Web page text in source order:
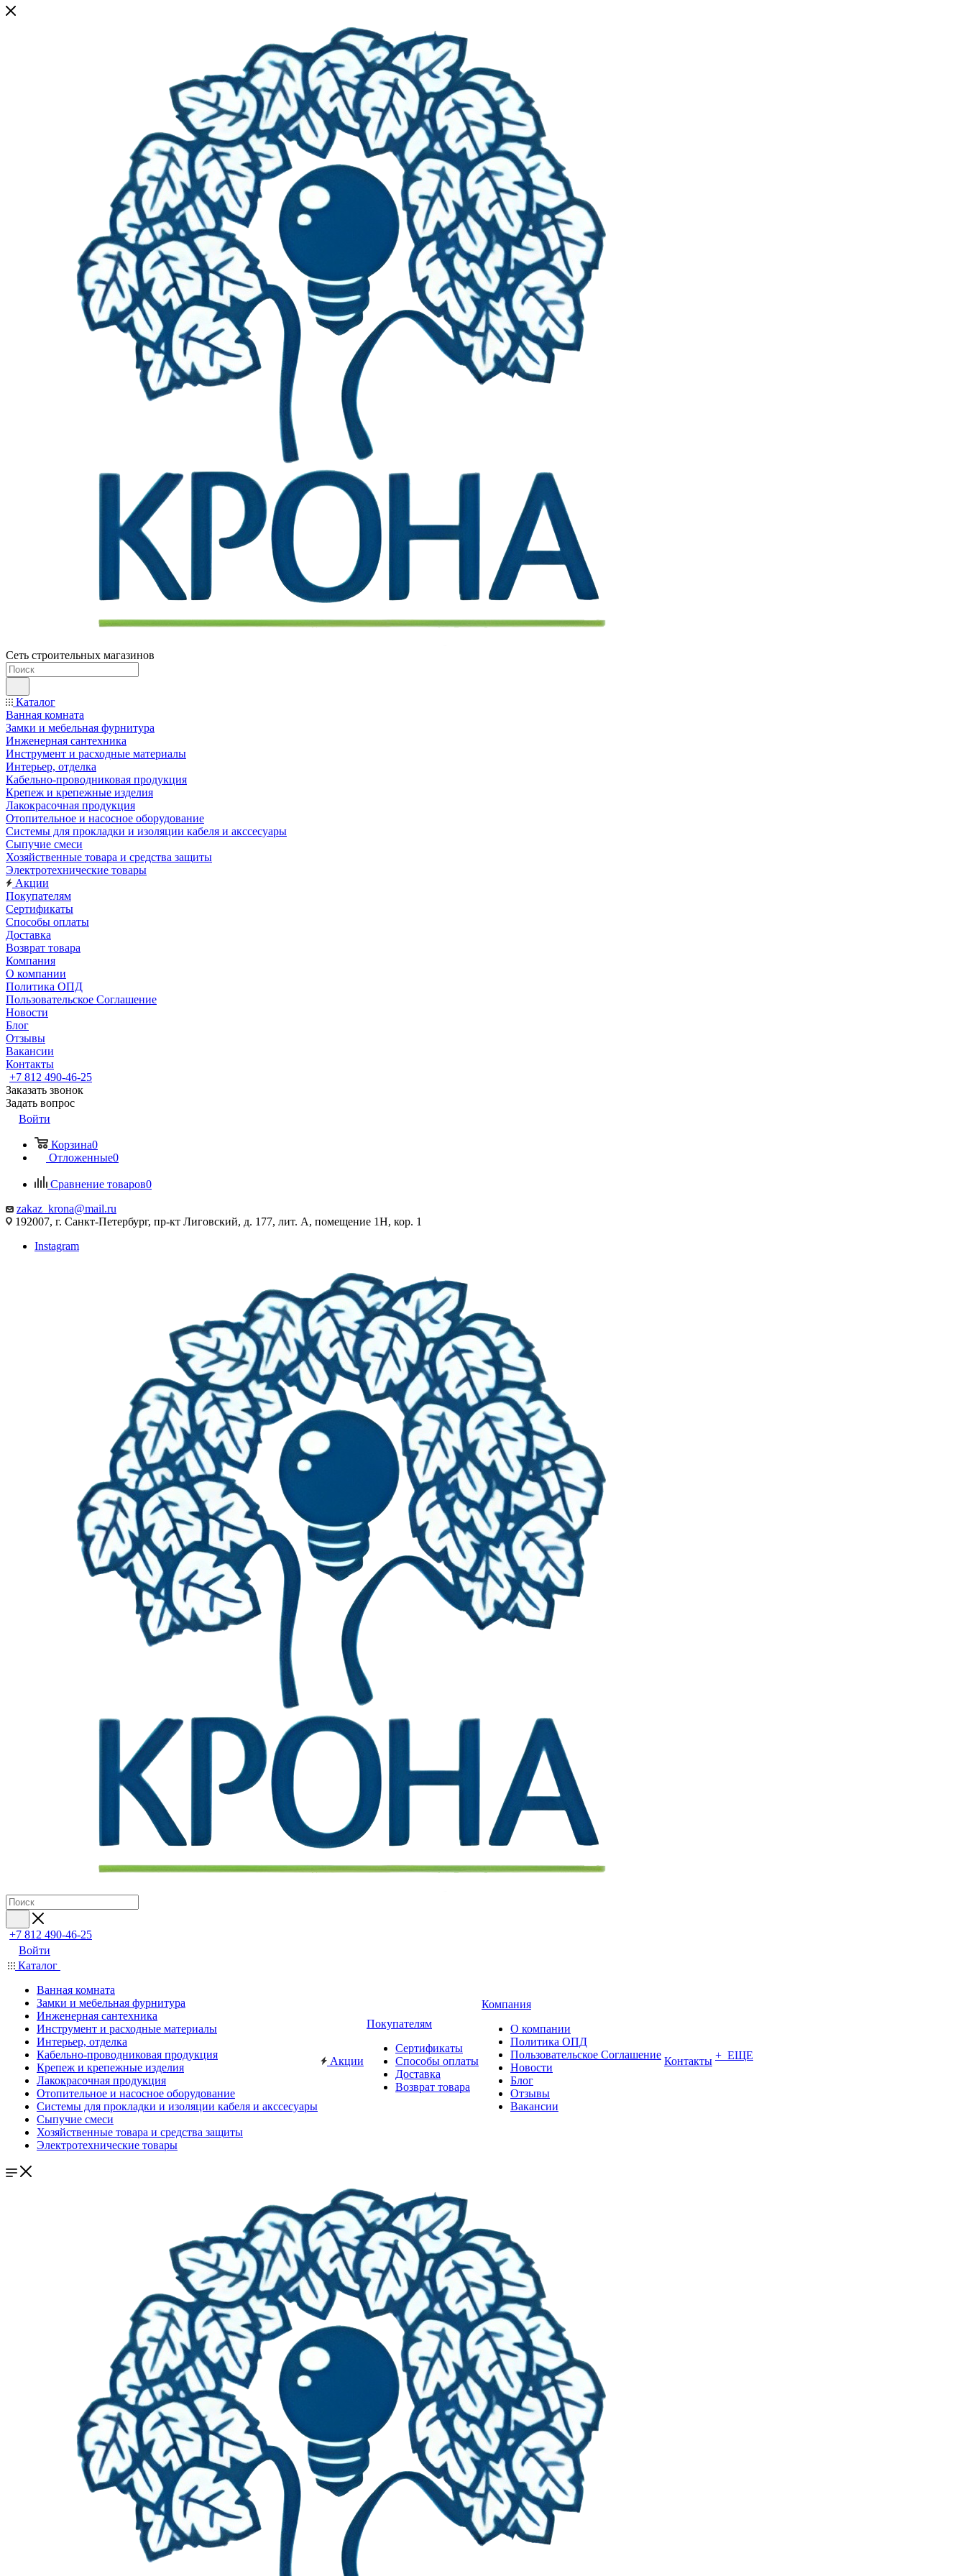
Сеть строительных магазинов
Каталог
Ванная комната
Замки и мебельная фурнитура
Инженерная сантехника
Инструмент и расходные материалы
Интерьер, отделка
Кабельно-проводниковая продукция
Крепеж и крепежные изделия
Лакокрасочная продукция
Отопительное и насосное оборудование
Системы для прокладки и изоляции кабеля и акссесуары
Сыпучие смеси
Хозяйственные товара и средства защиты
Электротехнические товары
Акции
Покупателям
Сертификаты
Способы оплаты
Доставка
Возврат товара
Компания
О компании
Политика ОПД
Пользовательское Соглашение
Новости
Блог
Отзывы
Вакансии
Контакты
+7 812 490-46-25
Заказать звонок
Задать вопрос
Войти
Корзина0
Отложенные0
Сравнение товаров0
zakaz_krona@mail.ru
192007, г. Санкт-Петербург, пр-кт Лиговский, д. 177, лит. А, помещение 1Н, кор. 1
Instagram
+7 812 490-46-25
Войти
Каталог
Ванная комната
Замки и мебельная фурнитура
Инженерная сантехника
Инструмент и расходные материалы
Интерьер, отделка
Кабельно-проводниковая продукция
Крепеж и крепежные изделия
Лакокрасочная продукция
Отопительное и насосное оборудование
Системы для прокладки и изоляции кабеля и акссесуары
Сыпучие смеси
Хозяйственные товара и средства защиты
Электротехнические товары
Акции
Покупателям
Сертификаты
Способы оплаты
Доставка
Возврат товара
Компания
О компании
Политика ОПД
Пользовательское Соглашение
Новости
Блог
Отзывы
Вакансии
Контакты + ЕЩЕ